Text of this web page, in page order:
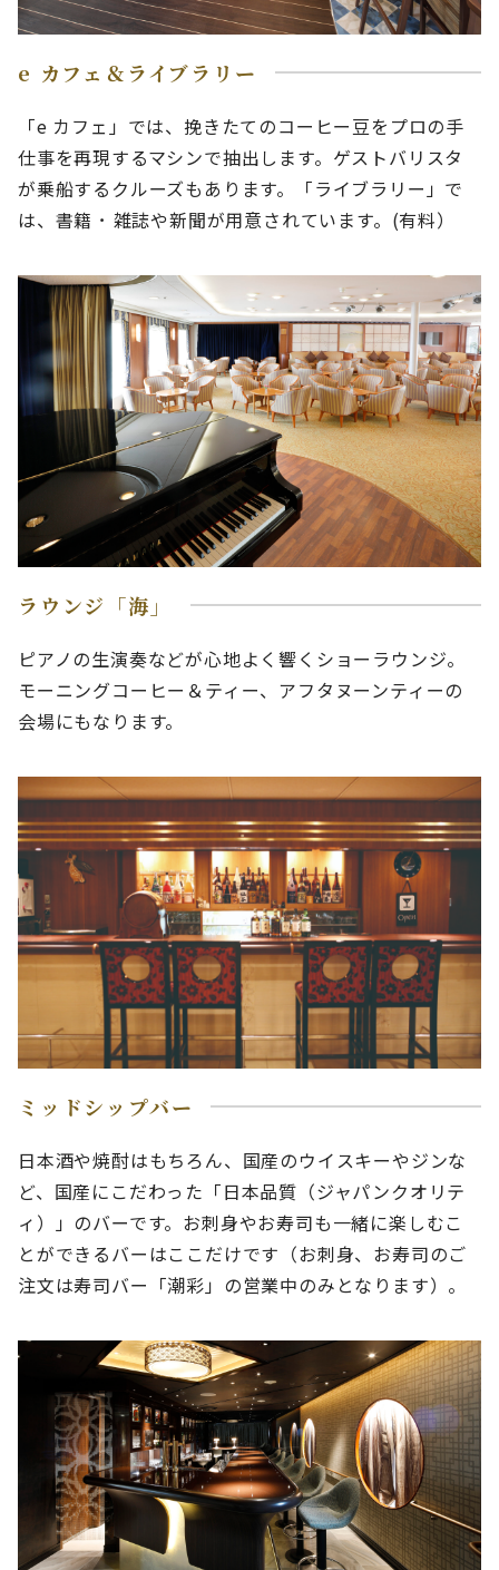
e カフェ＆ライブラリー
「e カフェ」では、挽きたてのコーヒー豆をプロの手
仕事を再現するマシンで抽出します。ゲストバリスタ
が乗船するクルーズもあります。「ライブラリー」で
は、書籍 ･ 雑誌や新聞が用意されています。(有料）
ラウンジ「海」
ピアノの生演奏などが心地よく響くショーラウンジ。
モーニングコーヒー＆ティー、アフタヌーンティーの
会場にもなります。
ミッドシップバー
日本酒や焼酎はもちろん、国産のウイスキーやジンな
ど、国産にこだわった「日本品質（ジャパンクオリテ
ィ）」のバーです。お刺身やお寿司も一緒に楽しむこ
とができるバーはここだけです（お刺身、お寿司のご
注文は寿司バー「潮彩」の営業中のみとなります）。